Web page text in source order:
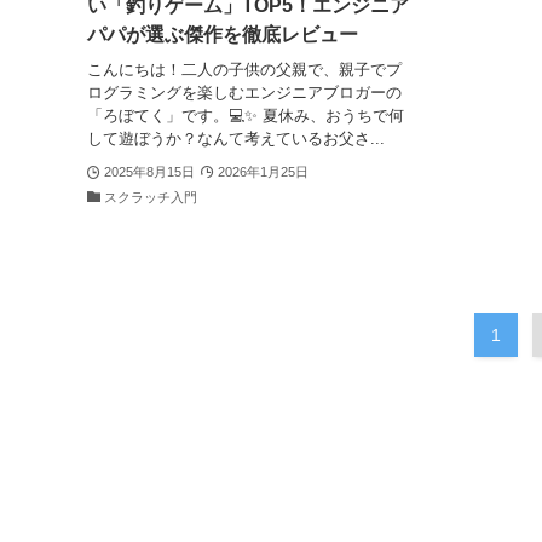
い「釣りゲーム」TOP5！エンジニア
パパが選ぶ傑作を徹底レビュー
こんにちは！二人の子供の父親で、親子でプ
ログラミングを楽しむエンジニアブロガーの
「ろぼてく」です。💻✨ 夏休み、おうちで何
して遊ぼうか？なんて考えているお父さ...
2025年8月15日
2026年1月25日
スクラッチ入門
1